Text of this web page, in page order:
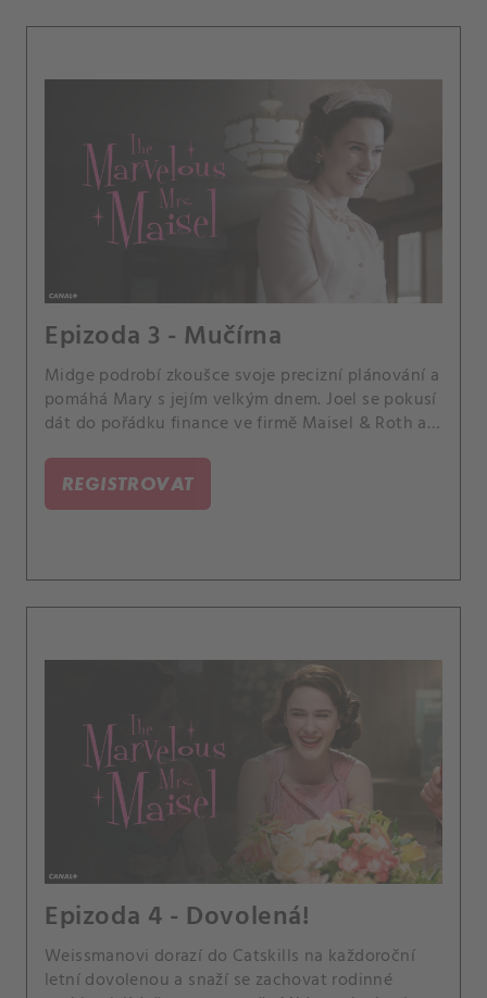
Epizoda 3 - Mučírna
Midge podrobí zkoušce svoje precizní plánování a
pomáhá Mary s jejím velkým dnem. Joel se pokusí
dát do pořádku finance ve firmě Maisel & Roth a
REGISTROVAT
Epizoda 4 - Dovolená!
Weissmanovi dorazí do Catskills na každoroční
letní dovolenou a snaží se zachovat rodinné